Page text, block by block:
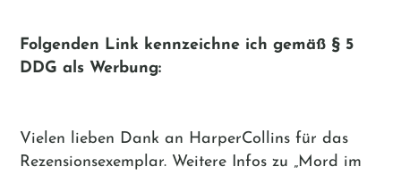
Folgenden Link kennzeichne ich gemäß § 5
DDG als Werbung:
Vielen lieben Dank an HarperCollins für das
Rezensionsexemplar. Weitere Infos zu „Mord im